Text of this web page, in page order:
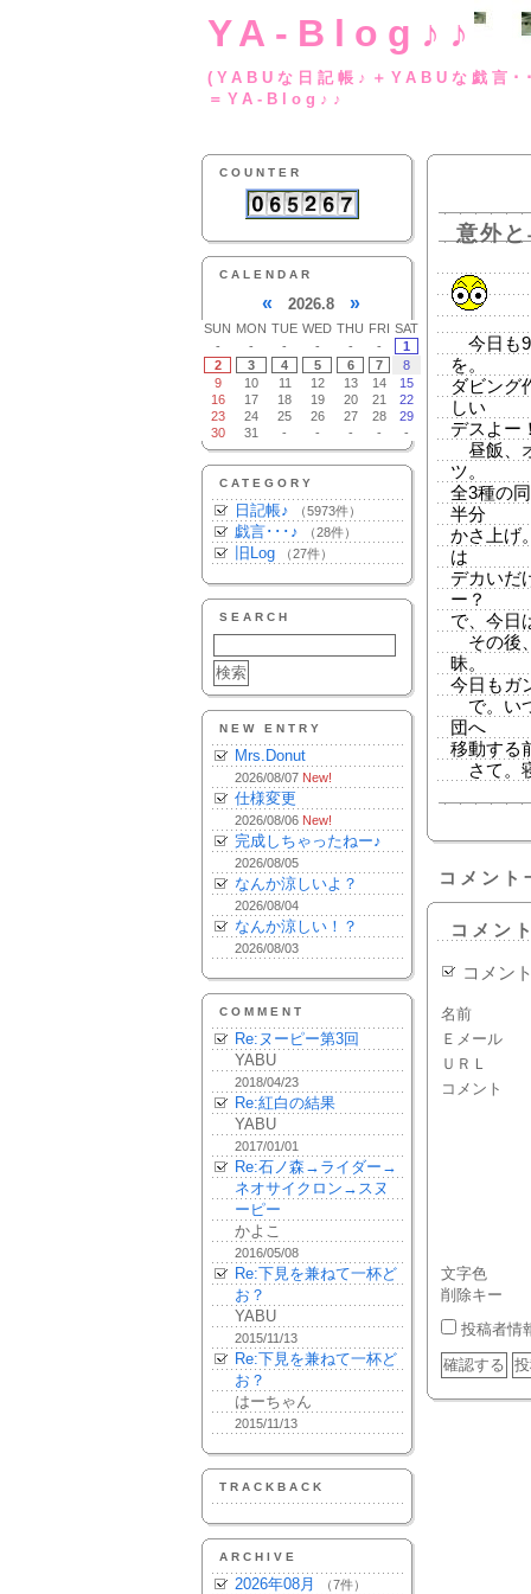
YA-Blog♪♪
(YABUな日記帳♪
＝YA-Blog♪♪
COUNTER
CALENDAR
« 2026.8 »
SUN MON TUE WED THU FRI SAT
-
- - - - -
1
2
3 4 5 6 7
8
9
10 11 12 13 14
15
16
17 18 19 20 21
22
23
24 25 26 27 28
29
30
31 - - - - -
CATEGORY
日記帳♪ （5973件）
戯言･･･♪ （28件）
旧Log （27件）
SEARCH
NEW ENTRY
Mrs.Donut
2026/08/07 New!
仕様変更
2026/08/06 New!
完成しちゃったねー♪
2026/08/05
なんか涼しいよ？
2026/08/04
なんか涼しい！？
2026/08/03
COMMENT
Re:ヌーピー第3回
YABU
2018/04/23
Re:紅白の結果
YABU
2017/01/01
Re:石ノ森→ライダー→
ネオサイクロン→スヌ
ーピー
かよこ
2016/05/08
Re:下見を兼ねて一杯ど
お？
YABU
2015/11/13
Re:下見を兼ねて一杯ど
お？
はーちゃん
2015/11/13
TRACKBACK
ARCHIVE
2026年08月 （7件）
意外
今日も9
を。
ダビング
しい
デスよー
昼飯、
ツ。
全3種の
半分
かさ上げ
は
デカいだ
ー？
で、今日
その後
昧。
今日もガ
で。い
団へ
移動する
さて。
コメント
コメン
コメン
名前
Ｅメール
ＵＲＬ
コメント
文字色
削除キー
投稿者情